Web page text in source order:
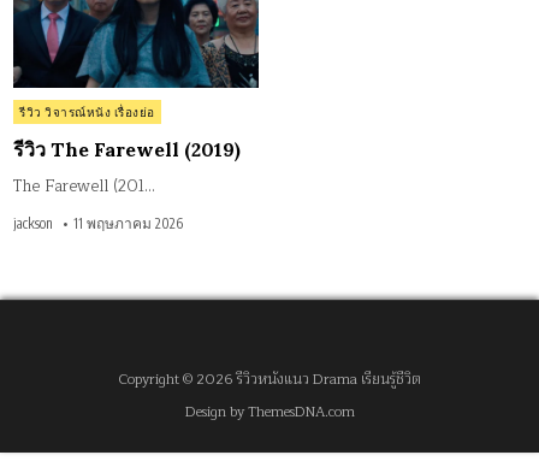
Posted
in
รีวิว วิจารณ์หนัง เรื่องย่อ
รีวิว The Farewell (2019)
The Farewell (201…
jackson 11 พฤษภาคม 2026
Copyright © 2026 รีวิวหนังแนว Drama เรียนรู้ชีวิต
Design by ThemesDNA.com